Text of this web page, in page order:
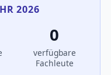
2026
0
verfügbare
Fachleute